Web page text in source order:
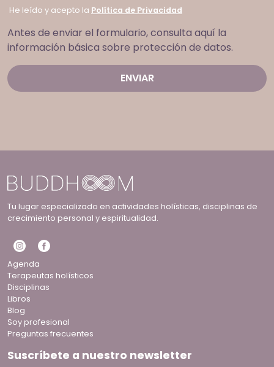
He leído y acepto la Política de Privacidad
Antes de enviar el formulario, consulta aquí la
información básica sobre protección de datos.
Tu lugar especializado en actividades holísticas, disciplinas de
crecimiento personal y espiritualidad.
Agenda
Terapeutas holísticos
Disciplinas
Libros
Blog
Soy profesional
Preguntas frecuentes
Suscríbete a nuestro newsletter